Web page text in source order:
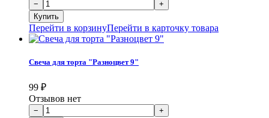
Перейти в корзинуПерейти в карточку товара
Свеча для торта "Разноцвет 9"
99 ₽
Отзывов нет